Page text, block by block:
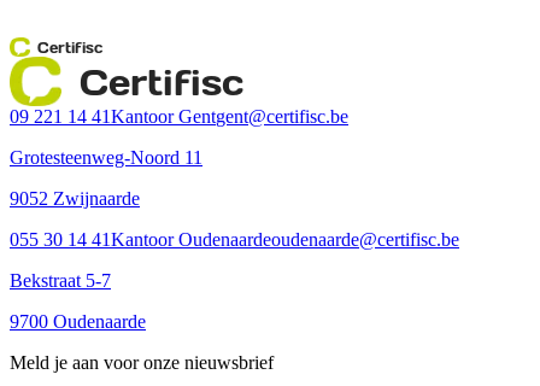
Certifisc
Certifisc
09 221 14 41Kantoor Gentgent@certifisc.be
Grotesteenweg-Noord 11
9052 Zwijnaarde
055 30 14 41Kantoor Oudenaardeoudenaarde@certifisc.be
Bekstraat 5-7
9700 Oudenaarde
Meld je aan voor onze nieuwsbrief